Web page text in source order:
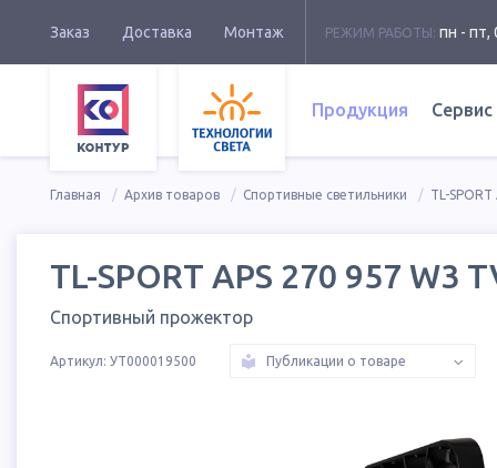
Заказ Доставка Монтаж РЕЖИМ РАБОТЫ: пн - пт,
Продукция Сервис
Главная Архив товаров Спортивные светильники TL-SPORT
TL-SPORT APS 270 957 W3
Спортивный прожектор
Артикул: УТ000019500 Публикации о товаре